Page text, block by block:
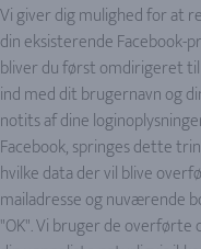
Vi giver dig mulighed for at
din eksisterende Facebook-
bliver du først omdirigeret
ind med dit brugernavn og
notits af dine
Facebook, springes dette
hvilke data der vil blive
mailadresse og nuværende
"OK". Vi bruger de